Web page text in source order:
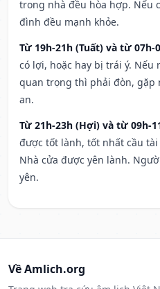
trong nhà đều hòa hợp. Nếu
đình đều mạnh khỏe.
Từ 19h-21h (Tuất) và từ 07h-
có lợi, hoặc hay bị trái ý. Nếu
quan trọng thì phải đòn, gặp
an.
Từ 21h-23h (Hợi) và từ 09h-
được tốt lành, tốt nhất cầu
Nhà cửa được yên lành.
yên.
Về Amlich.org